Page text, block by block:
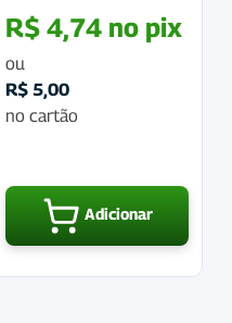
R$ 4,74 no pix
ou
R$ 5,00
no cartão
Adicionar